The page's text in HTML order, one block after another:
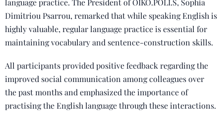
language practice. The President of OIKO.POLI.S, Sophia
Dimitriou Psarrou, remarked that while speaking English is
highly valuable, regular language practice is essential for
maintaining vocabulary and sentence-construction skills.
All participants provided positive feedback regarding the
improved social communication among colleagues over
the past months and emphasized the importance of
practising the English language through these interactions.